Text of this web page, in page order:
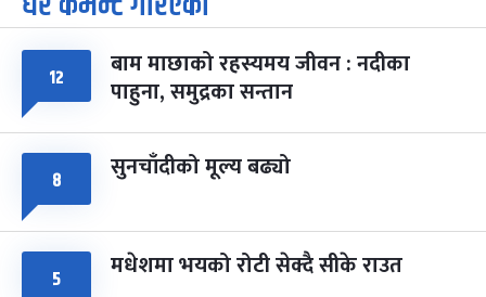
आइत चैत्र ७, २०८३-Mar 21, 2027
८
सोम
फागुपूर्णिमा
चैत्र ८, २०८३-Mar 22, 2027
७ महिना बाँकी
१२ बाम माछाको रहस्यमय जीवन : नदीका
पाहुना, समुद्रका सन्तान
८ सुनचाँदीको मूल्य बढ्यो
५ मधेशमा भयको रोटी सेक्दै सीके राउत